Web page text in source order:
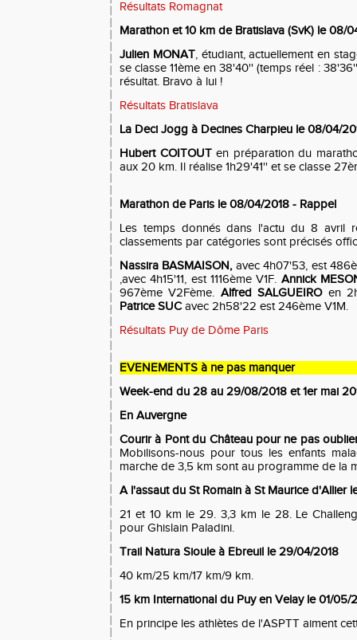
Résultats Romagnat
Marathon et 10 km de Bratislava (SvK) le 08/
Julien MONAT, étudiant, actuellement en
se classe 11ème en 38'40'' (temps réel :
résultat. Bravo à lui !
Résultats Bratislava
La Deci Jogg à Decines Charpieu le 08/04/
Hubert COITOUTen préparation du
aux 20 km. Il réalise 1h29'41'' et se classe
Marathon de Paris le 08/04/2018 - Rappel
Les temps donnés dans l'actu du 8 avril
classements par catégories sont précisés
Nassira BASMAISON,avec 4h07'53, est
,avec 4h15'11, est 1116ème V1F. Annick M
967ème V2Fème. Alfred SALGUEIROen
Patrice SUCavec 2h58'22 est 246ème V1M.
Résultats Puy de Dôme Paris
EVENEMENTS à ne pas manquer
Week-end du 28 au 29/08/2018 et 1er mai
En Auvergne
Courir à Pont du Château pour ne pas
Mobilisons-nous pour tous les enfants
marche de 3,5 km sont au programme de la
A l'assaut du St Romain à St Maurice d'Allier
21 et 10 km le 29. 3,3 km le 28. Le
pour Ghislain Paladini.
Trail Natura Sioule à Ebreuil le 29/04/2018
40 km/25 km/17 km/9 km.
15 km International du Puy en Velay le 01/05/
En principe les athlètes de l'ASPTT aiment